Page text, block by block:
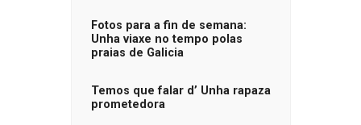
Fotos para a fin de semana:
Unha viaxe no tempo polas
praias de Galicia
Temos que falar d’ Unha rapaza
prometedora